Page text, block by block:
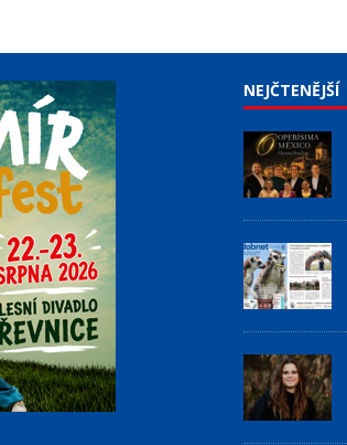
NEJČTENĚJŠÍ